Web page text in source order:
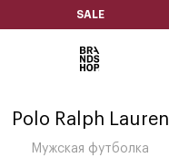
SALE
Polo Ralph Lauren
Мужская футболка